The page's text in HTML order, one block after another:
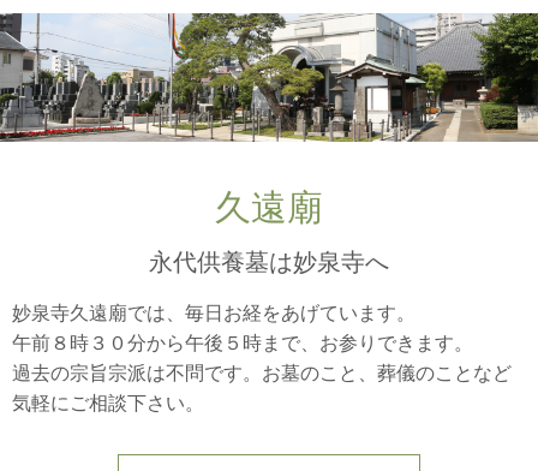
久遠廟
永代供養墓は妙泉寺へ
妙泉寺久遠廟では、毎日お経をあげています。
午前８時３０分から午後５時まで、お参りできます。
過去の宗旨宗派は不問です。お墓のこと、葬儀のことなど
気軽にご相談下さい。